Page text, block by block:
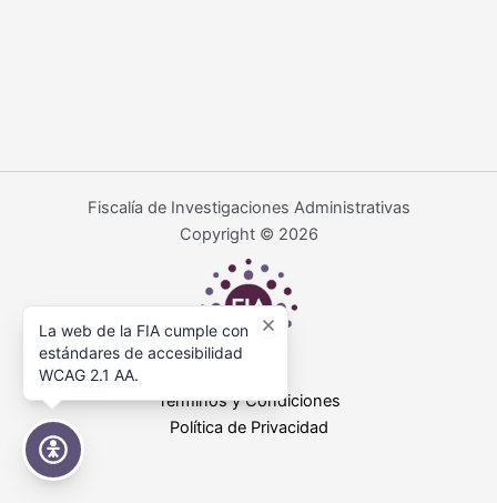
Fiscalía de Investigaciones Administrativas
Copyright © 2026
Términos y Condiciones
Política de Privacidad
Accesibilidad
La web de la FIA cumple con
estándares de accesibilidad
WCAG 2.1 AA.